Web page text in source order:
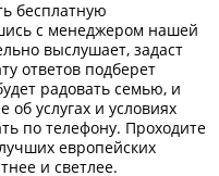
бесплатную
с менеджером нашей
выслушает, задаст
ответов подберет
радовать семью, и
об услугах и условиях
по телефону. Проходите
европейских
и светлее.